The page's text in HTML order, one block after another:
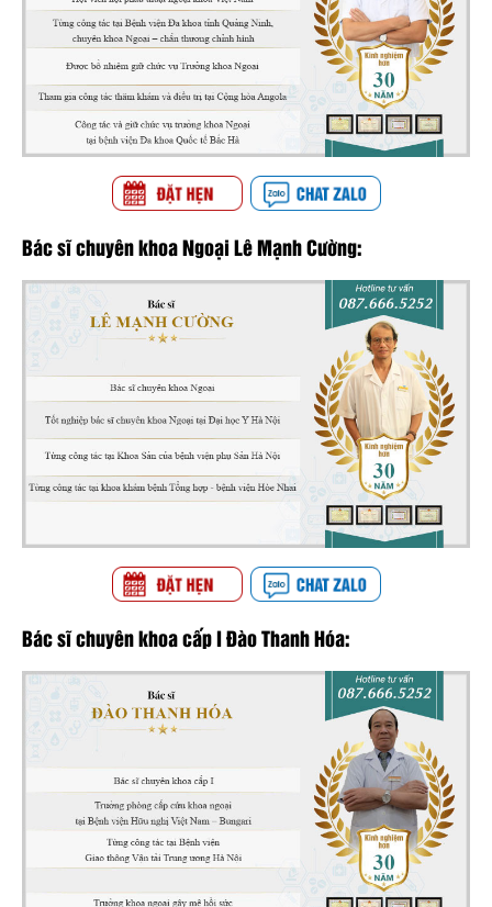
Bác sĩ chuyên khoa Ngoại Lê Mạnh Cường:
Bác sĩ chuyên khoa cấp I Đào Thanh Hóa: